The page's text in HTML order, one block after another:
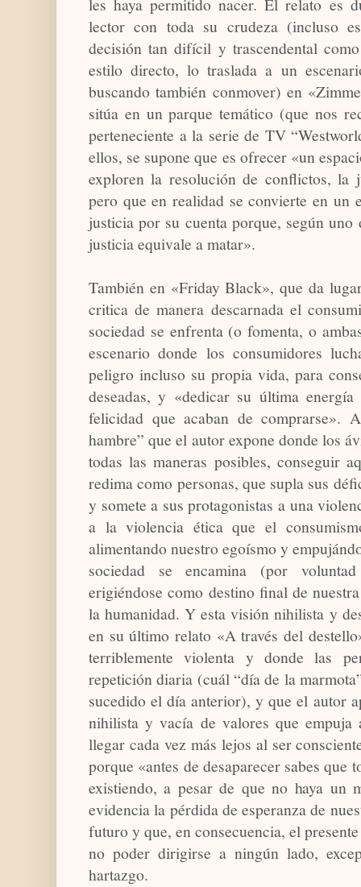
les haya permitido nacer. El relato es
lector con toda su crudeza (incluso
decisión tan difícil y trascendental
estilo directo, lo traslada a un
buscando también conmover) en
sitúa en un parque temático (que nos
perteneciente a la serie de TV
ellos, se supone que es ofrecer «un
exploren la resolución de conflictos,
pero que en realidad se convierte en un
justicia por su cuenta porque, según
justicia equivale a matar».
También en «Friday Black», que da
critica de manera descarnada el
sociedad se enfrenta (o fomenta, o
escenario donde los consumidores
peligro incluso su propia vida, para
deseadas, y «dedicar su última
felicidad que acaban de comprarse».
hambre” que el autor expone donde los
todas las maneras posibles, conseguir
redima como personas, que supla sus
y somete a sus protagonistas a una
a la violencia ética que el
alimentando nuestro egoísmo y
sociedad se encamina (por
erigiéndose como destino final de
la humanidad. Y esta visión nihilista y
en su último relato «A través del
terriblemente violenta y donde las
repetición diaria (cuál “día de la
sucedido el día anterior), y que el autor
nihilista y vacía de valores que empuja
llegar cada vez más lejos al ser
porque «antes de desaparecer sabes que
existiendo, a pesar de que no haya un
evidencia la pérdida de esperanza de
futuro y que, en consecuencia, el
no poder dirigirse a ningún lado,
hartazgo.